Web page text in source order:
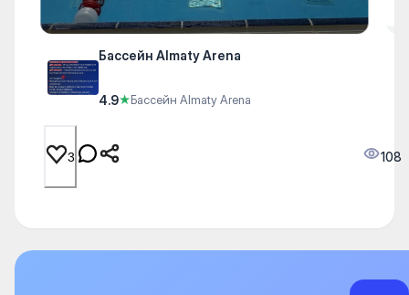
Бассейн Almaty Arena
4.9★Бассейн Almaty Arena
3 108